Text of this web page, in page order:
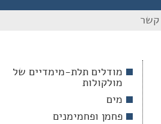
קשר
מודלים תלת-מימדיים של
מולקולות
מים
פחמן ופחמימנים